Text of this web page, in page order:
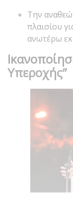
Την
πλαισίου
ανωτέρω
Υπεροχής”